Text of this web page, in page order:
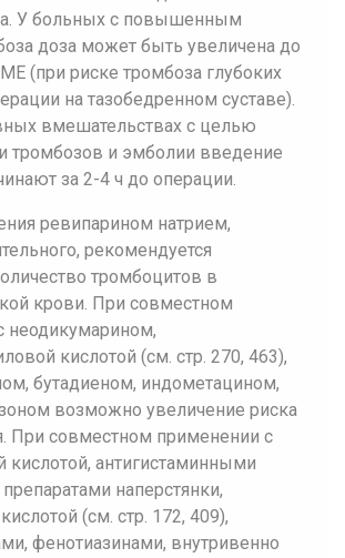
У больных с повышенным
доза может быть увеличена до
(при риске тромбоза глубоких
на тазобедренном суставе).
вмешательствах с целью
тромбозов и эмболии введение
за 2-4 ч до операции.
ревипарином натрием,
рекомендуется
тромбоцитов в
крови. При совместном
неодикумарином,
кислотой (см. стр. 270, 463),
бутадиеном, индометацином,
возможно увеличение риска
При совместном применении с
кислотой, антигистаминными
наперстянки,
(см. стр. 172, 409),
фенотиазинами, внутривенно